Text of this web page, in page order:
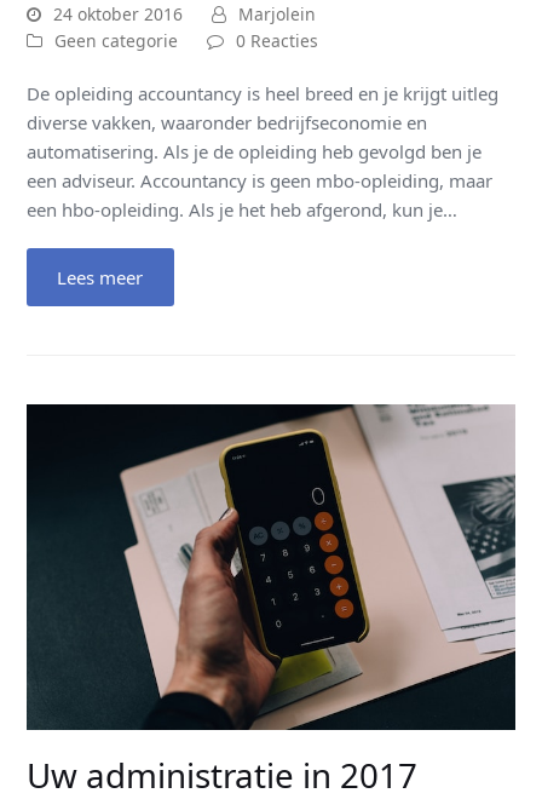
24 oktober 2016
Marjolein
Geen categorie
0 Reacties
De opleiding accountancy is heel breed en je krijgt uitleg
diverse vakken, waaronder bedrijfseconomie en
automatisering. Als je de opleiding heb gevolgd ben je
een adviseur. Accountancy is geen mbo-opleiding, maar
een hbo-opleiding. Als je het heb afgerond, kun je…
Lees meer
Uw administratie in 2017